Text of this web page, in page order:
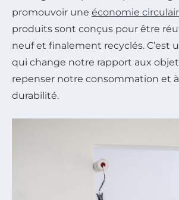
promouvoir une économie
produits sont conçus pour être
neuf et finalement recyclés. C’est
qui change notre rapport aux
repenser notre consommation et à
durabilité.